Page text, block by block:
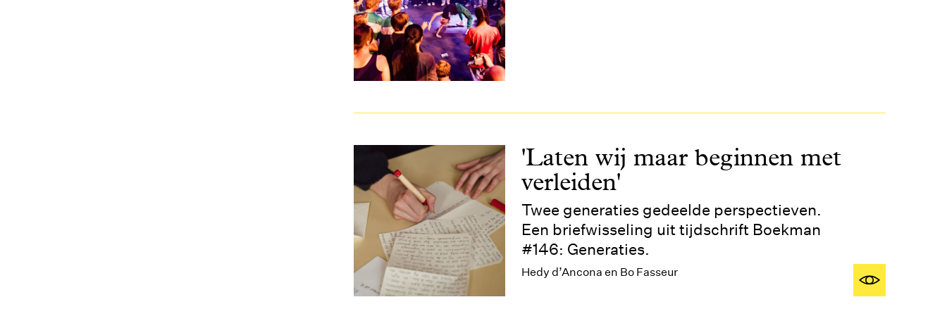
'Laten wij maar beginnen met
verleiden'
Twee generaties gedeelde perspectieven.
Een briefwisseling uit tijdschrift Boekman
#146: Generaties.
Hedy d’Ancona en Bo Fasseur